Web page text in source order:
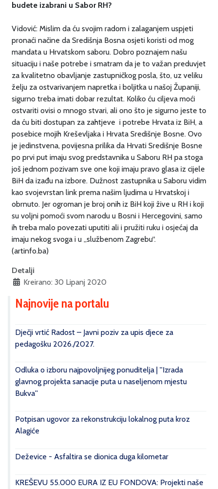
budete izabrani u Sabor RH?
Vidović: Mislim da ću svojim radom i zalaganjem uspjeti
pronaći načine da Središnja Bosna osjeti koristi od mog
mandata u Hrvatskom saboru. Dobro poznajem našu
situaciju i naše potrebe i smatram da je to važan preduvjet
za kvalitetno obavljanje zastupničkog posla, što, uz veliku
želju za ostvarivanjem napretka i boljitka u našoj Županiji,
sigurno treba imati dobar rezultat. Koliko ću ciljeva moći
ostvariti ovisi o mnogo stvari, ali ono što je sigurno jeste to
da ću biti dostupan za zahtjeve i potrebe Hrvata iz BiH, a
posebice mojih Kreševljaka i Hrvata Središnje Bosne. Ovo
je jedinstvena, povijesna prilika da Hrvati Središnje Bosne
po prvi put imaju svog predstavnika u Saboru RH pa stoga
još jednom pozivam sve one koji imaju pravo glasa iz cijele
BiH da izađu na izbore. Dužnost zastupnika u Saboru vidim
kao svojevrstan link prema našim ljudima u Hrvatskoj i
obrnuto. Jer ogroman je broj onih iz BiH koji žive u RH i koji
su voljni pomoći svom narodu u Bosni i Hercegovini, samo
ih treba malo povezati uputiti ali i pružiti ruku i osjećaj da
imaju nekog svoga i u „službenom Zagrebu“.
(artinfo.ba)
Detalji
Kreirano: 30 Lipanj 2020
Najnovije na portalu
Dječji vrtić Radost – Javni poziv za upis djece za
pedagošku 2026./2027.
Odluka o izboru najpovoljnijeg ponuditelja | ''Izrada
glavnog projekta sanacije puta u naseljenom mjestu
Bukva''
Potpisan ugovor za rekonstrukciju lokalnog puta kroz
Alagiće
Deževice - Asfaltira se dionica duga kilometar
KREŠEVU 55.000 EURA IZ EU FONDOVA: Projekti naše